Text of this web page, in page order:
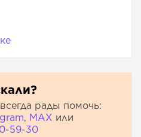
рады помочь:
, МАХ или
59-30